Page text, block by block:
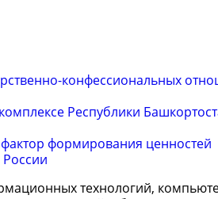
конфессиональных
Республики
формирования ценностей
технологий,